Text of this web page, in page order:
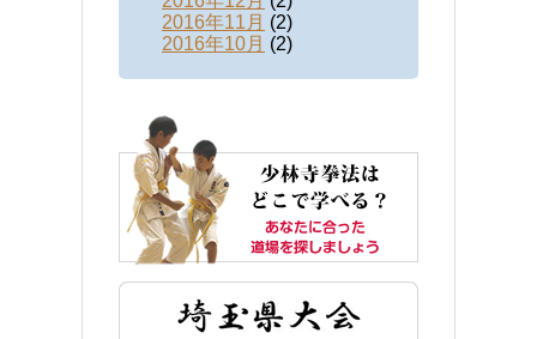
2016年11月 (2)
2016年10月 (2)